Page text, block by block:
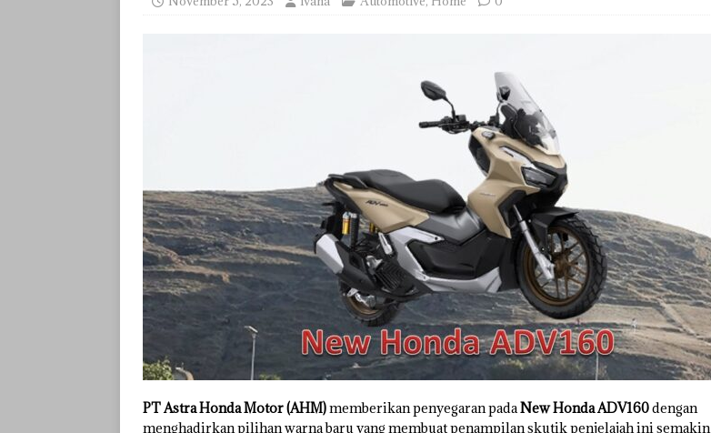
PT Astra Honda Motor (AHM)memberikan penyegaran padaNew Honda ADV160dengan
menghadirkan pilihan warna baru yang membuat penampilan skutik penjelajah ini semakin